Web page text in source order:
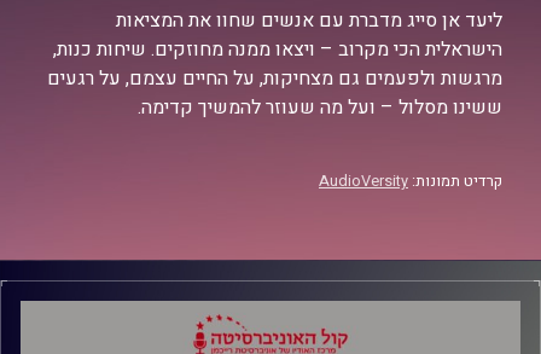
ליעד אן סייג מדברת עם אנשים שחוו את המציאות
הישראלית הכי מקרוב – ויצאו ממנה מחוזקים. שיחות כנות,
מרגשות ולפעמים גם מצחיקות, על החיים עצמם, על רגעים
ששינו מסלול – ועל מה שעוזר להמשיך קדימה.
קרדיט תמונות: AudioVersity